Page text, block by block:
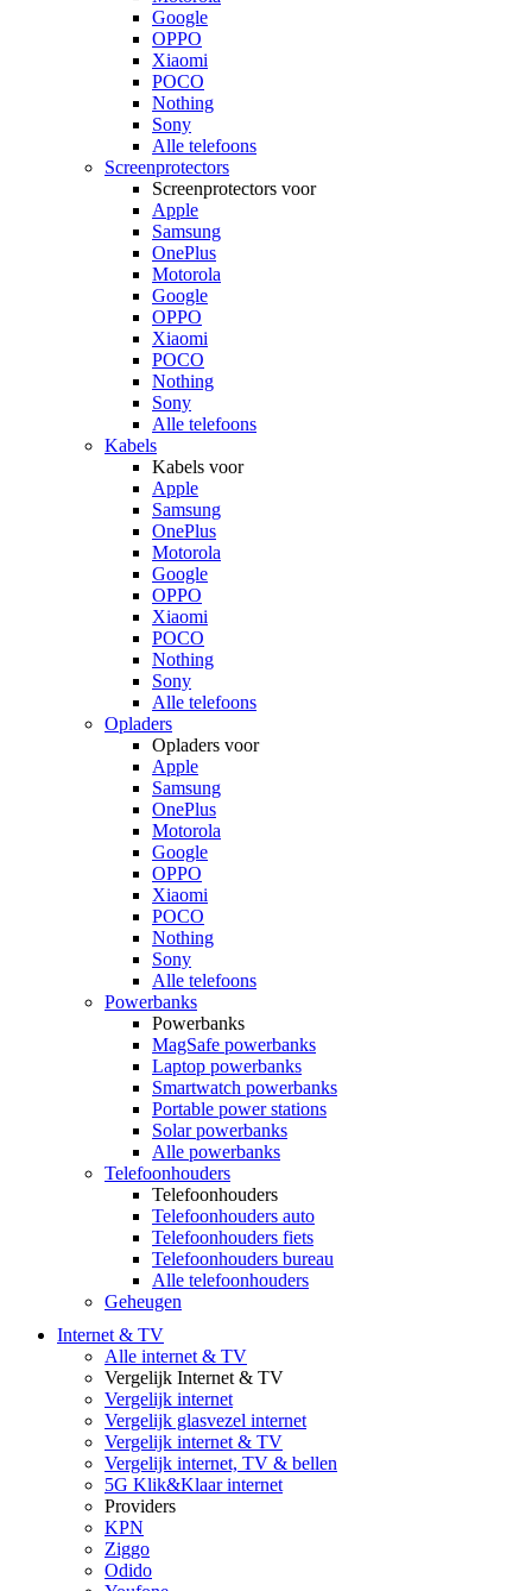
Google
OPPO
Xiaomi
POCO
Nothing
Sony
Alle telefoons
Screenprotectors
Screenprotectors voor
Apple
Samsung
OnePlus
Motorola
Google
OPPO
Xiaomi
POCO
Nothing
Sony
Alle telefoons
Kabels
Kabels voor
Apple
Samsung
OnePlus
Motorola
Google
OPPO
Xiaomi
POCO
Nothing
Sony
Alle telefoons
Opladers
Opladers voor
Apple
Samsung
OnePlus
Motorola
Google
OPPO
Xiaomi
POCO
Nothing
Sony
Alle telefoons
Powerbanks
Powerbanks
MagSafe powerbanks
Laptop powerbanks
Smartwatch powerbanks
Portable power stations
Solar powerbanks
Alle powerbanks
Telefoonhouders
Telefoonhouders
Telefoonhouders auto
Telefoonhouders fiets
Telefoonhouders bureau
Alle telefoonhouders
Geheugen
Internet & TV
Alle internet & TV
Vergelijk Internet & TV
Vergelijk internet
Vergelijk glasvezel internet
Vergelijk internet & TV
Vergelijk internet, TV & bellen
5G Klik&Klaar internet
Providers
KPN
Ziggo
Odido